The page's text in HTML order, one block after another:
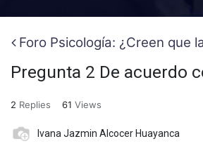
Foro Psicología: ¿Creen que
Pregunta 2 De acuerdo
2 Replies 61 Views
Ivana Jazmin Alcocer Huayanca